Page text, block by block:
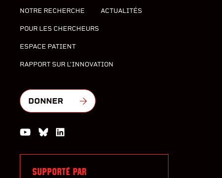
NOTRE RECHERCHE ACTUALITÉS
POUR LES CHERCHEURS
ESPACE PATIENT
RAPPORT SUR L'INNOVATION
DONNER
Watch us on YouTube
Join the Conversation on Bluesky
SUPPORTÉ PAR